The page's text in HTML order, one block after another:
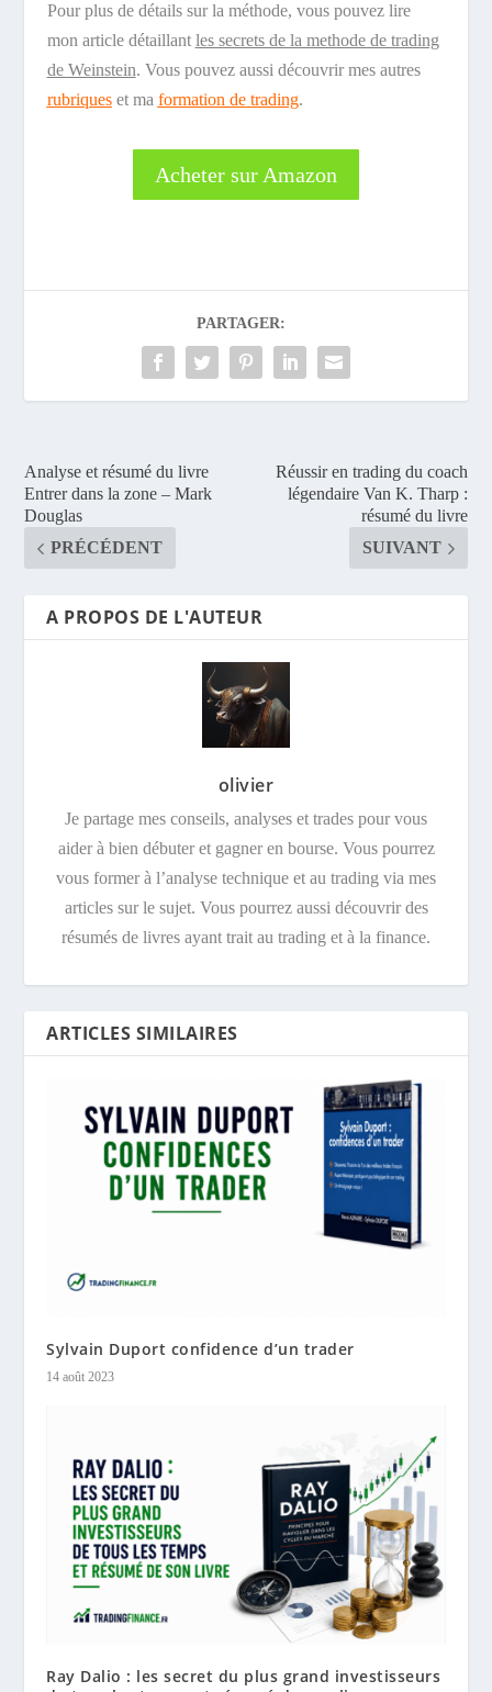
Pour plus de détails sur la méthode, vous pouvez lire
mon article détaillant les secrets de la methode de trading
de Weinstein. Vous pouvez aussi découvrir mes autres
rubriqueset ma formation de trading.
Acheter sur Amazon
PARTAGER:
Analyse et résumé du livre
Entrer dans la zone – Mark
Douglas
PRÉCÉDENT
Réussir en trading du coach
légendaire Van K. Tharp :
résumé du livre
SUIVANT
A PROPOS DE L'AUTEUR
olivier
Je partage mes conseils, analyses et trades pour vous
aider à bien débuter et gagner en bourse. Vous pourrez
vous former à l’analyse technique et au trading via mes
articles sur le sujet. Vous pourrez aussi découvrir des
résumés de livres ayant trait au trading et à la finance.
ARTICLES SIMILAIRES
Sylvain Duport confidence d’un trader
14 août 2023
Ray Dalio : les secret du plus grand investisseurs